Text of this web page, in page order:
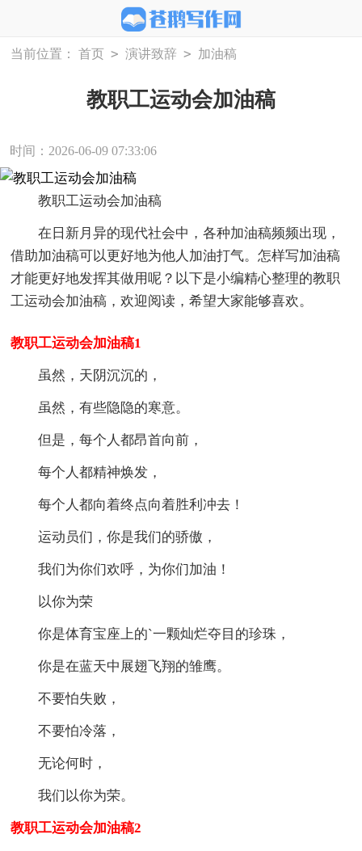
当前位置： 首页 > 演讲致辞 > 加油稿
教职工运动会加油稿
时间：2026-06-09 07:33:06
教职工运动会加油稿
在日新月异的现代社会中，各种加油稿频频出现，
借助加油稿可以更好地为他人加油打气。怎样写加油稿
才能更好地发挥其做用呢？以下是小编精心整理的教职
工运动会加油稿，欢迎阅读，希望大家能够喜欢。
教职工运动会加油稿1
虽然，天阴沉沉的，
虽然，有些隐隐的寒意。
但是，每个人都昂首向前，
每个人都精神焕发，
每个人都向着终点向着胜利冲去！
运动员们，你是我们的骄傲，
我们为你们欢呼，为你们加油！
以你为荣
你是体育宝座上的`一颗灿烂夺目的珍珠，
你是在蓝天中展翅飞翔的雏鹰。
不要怕失败，
不要怕冷落，
无论何时，
我们以你为荣。
教职工运动会加油稿2